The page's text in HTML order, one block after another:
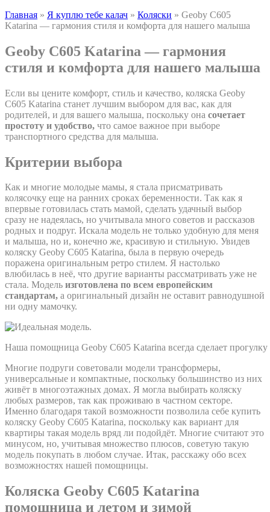
Главная » Я куплю тебе калач » Коляски » Geoby C605
Katarina — гармония стиля и комфорта для нашего малыша
Geoby C605 Katarina — гармония
стиля и комфорта для нашего малыша
Если вы цените комфорт, стиль и качество, коляска Geoby
C605 Katarina станет лучшим выбором для вас, как для
родителей, и для вашего малыша, поскольку она сочетает
простоту и удобство, что самое важное при выборе
транспортного средства для малыша.
Критерии выбора
Как и многие молодые мамы, я стала присматривать
колясочку еще на ранних сроках беременности. Так как я
впервые готовилась стать мамой, сделать удачный выбор
сразу не надеялась, но учитывала много советов и рассказов
родных и подруг. Искала модель не только удобную для меня
и малыша, но и, конечно же, красивую и стильную. Увидев
коляску Geoby C605 Katarina, была в первую очередь
поражена оригинальным ретро стилем. Я настолько
влюбилась в неё, что другие варианты рассматривать уже не
стала. Модель изготовлена по всем европейским
стандартам, а оригинальный дизайн не оставит равнодушной
ни одну мамочку.
Наша помощница Geoby C605 Katarina всегда сделает
Многие подруги советовали модели трансформеры,
универсальные и компактные, поскольку большинство из них
живёт в многоэтажных домах. Я могла выбирать коляску
любых размеров, так как проживаю в частном секторе.
Именно благодаря такой возможности позволила себе купить
коляску Geoby C605 Katarina, поскольку как вариант для
квартиры такая модель вряд ли подойдёт. Многие считают это
минусом, но, учитывая множество плюсов, советую такую
модель покупать в любом случае. Итак, расскажу обо всех
возможностях нашей помощницы.
Коляска Geoby C605 Katarina
помощница и летом и зимой